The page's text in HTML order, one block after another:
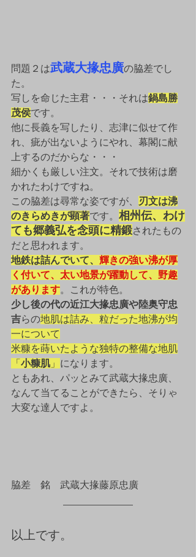
問題２は武蔵大掾忠廣の脇差でし
た。
写しを命じた主君・・・それは鍋島勝
茂侯です。
他に長義を写したり、志津に似せて作
れ、疵が出ないようにやれ、幕閣に献
上するのだからな・・・
細かくも厳しい注文。それで技術は磨
かれたわけですね。
この脇差は尋常な姿ですが、
刃文は沸
のきらめきが顕著です。 相州伝、わけ
ても郷義弘を念頭に精鍛されたもの
だと思われます。
地鉄は詰んでいて、 輝きの強い沸が厚
く付いて、太い地景が躍動して、野趣
があります。これが特色。
少し後の代の近江大掾忠廣や陸奥守忠
吉らの地肌は詰み、粒だった地沸が均
一について
米糠を蒔いたような独特の整備な地肌
「 小糠肌 」 になります。
ともあれ、パッとみて武蔵大掾忠廣、
なんて当てることができたら、そりゃ
大変な達人ですよ。
脇差　銘　武蔵大掾藤原忠廣
以上です。